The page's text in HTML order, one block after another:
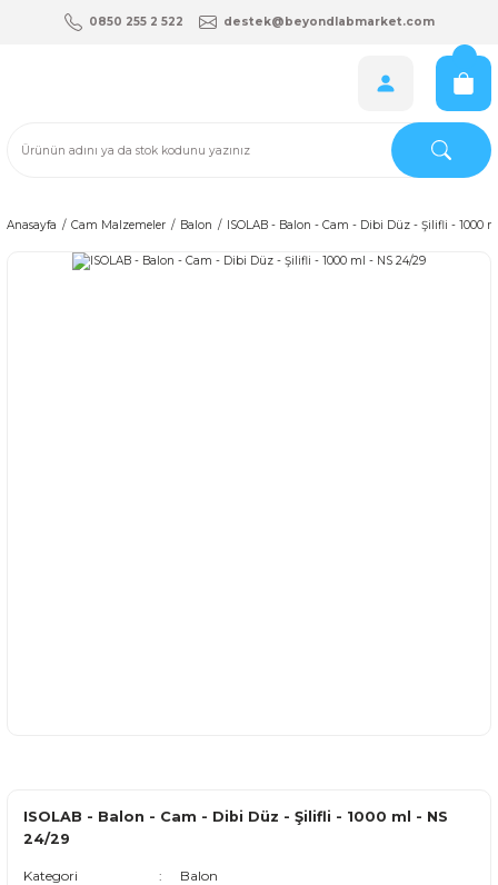
0850 255 2 522 destek@beyondlabmarket.com
Anasayfa Cam Malzemeler Balon ISOLAB - Balon - Cam - Dibi Düz - Şilifli - 1000
ISOLAB - Balon - Cam - Dibi Düz - Şilifli - 1000 ml - NS
24/29
Kategori
Balon